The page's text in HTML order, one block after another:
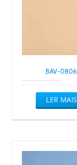
BAV-0806
LER MAIS